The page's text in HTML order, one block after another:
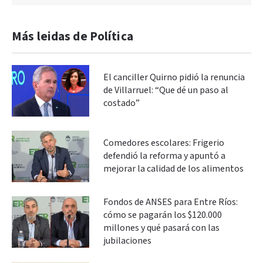
Más leidas de Política
El canciller Quirno pidió la renuncia
de Villarruel: “Que dé un paso al
costado”
Comedores escolares: Frigerio
defendió la reforma y apuntó a
mejorar la calidad de los alimentos
Fondos de ANSES para Entre Ríos:
cómo se pagarán los $120.000
millones y qué pasará con las
jubilaciones